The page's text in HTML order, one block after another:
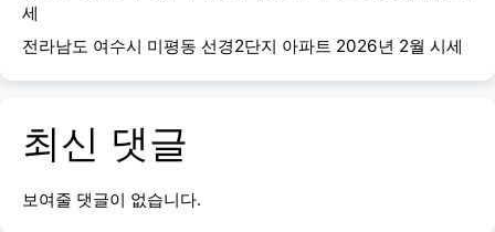
세
전라남도 여수시 미평동 선경2단지 아파트 2026년 2월 시세
최신 댓글
보여줄 댓글이 없습니다.